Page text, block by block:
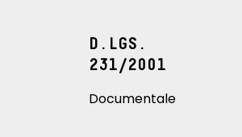
D.LGS.
231/2001
Documentale